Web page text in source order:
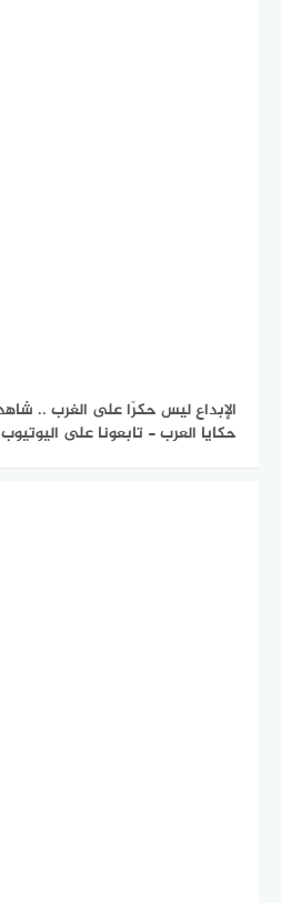
الإبداع ليس حكرًا على الغرب ..
حكايا العرب - تابعونا على اليوتيوب